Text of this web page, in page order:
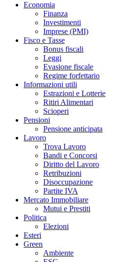
Economia
Finanza
Investimenti
Imprese (PMI)
Fisco e Tasse
Bonus fiscali
Leggi
Evasione fiscale
Regime forfettario
Informazioni utili
Estrazioni e Lotterie
Ritiri Alimentari
Scioperi
Pensioni
Pensione anticipata
Lavoro
Trova Lavoro
Bandi e Concorsi
Diritto del Lavoro
Retribuzioni
Disoccupazione
Partite IVA
Mercato Immobiliare
Mutui e Prestiti
Politica
Elezioni
Esteri
Green
Ambiente